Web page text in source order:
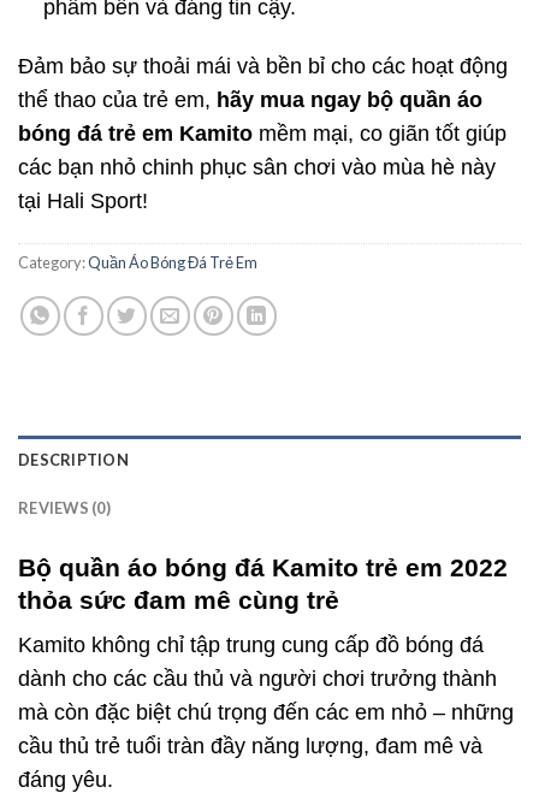
phẩm bền và đáng tin cậy.
Đảm bảo sự thoải mái và bền bỉ cho các hoạt động
thể thao của trẻ em, hãy mua ngay bộ quần áo
bóng đá trẻ em Kamito mềm mại, co giãn tốt giúp
các bạn nhỏ chinh phục sân chơi vào mùa hè này
tại Hali Sport!
Category:Quần Áo Bóng Đá Trẻ Em
DESCRIPTION
REVIEWS (0)
Bộ quần áo bóng đá Kamito trẻ em 2022
thỏa sức đam mê cùng trẻ
Kamito không chỉ tập trung cung cấp đồ bóng đá
dành cho các cầu thủ và người chơi trưởng thành
mà còn đặc biệt chú trọng đến các em nhỏ – những
cầu thủ trẻ tuổi tràn đầy năng lượng, đam mê và
đáng yêu.